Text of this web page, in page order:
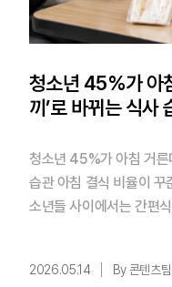
청소년 45%가 아
끼’로 바뀌는 식사
청소년 45%가 아침 거른
습관 아침 결식 비율이 꾸준히 높은 수준을 보이는 가운데, 최근 청
소년들 사이에서는 간편
태조사(KYRBS) 2025년
2026.05.14 By 콘텐츠팀